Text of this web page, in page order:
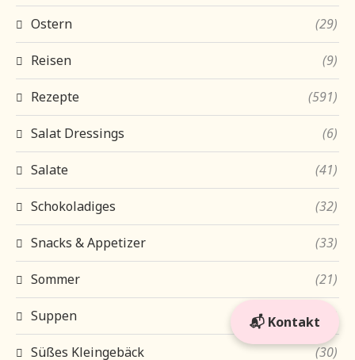
📬 Kontakt
Ostern (29)
Reisen (9)
Rezepte (591)
Salat Dressings (6)
Salate (41)
Schokoladiges (32)
Snacks & Appetizer (33)
Sommer (21)
Suppen (56)
Süßes Kleingebäck (30)